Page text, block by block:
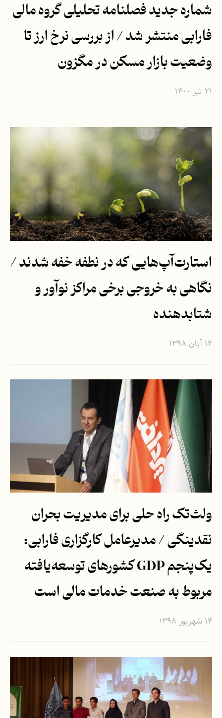
شماره جدید فصلنامه تحلیلی گروه مالی
فارابی منتشر شد / از بررسی نرخ ارز تا
وضعیت بازار مسکن در مگزون
۲۱ تیر ۱۴۰۰
استارت‌آپ‌هایی که در نطفه خفه شدند /
نگاهی به خروجی برخی مراکز نوآور و
شتابدهنده‌
۱۴ آبان ۱۳۹۸
ولث‌تک راه‌ حلی برای مدیریت بحران
نقدینگی / مدیرعامل کارگزاری فارابی:
یک‌پنجم GDP کشورهای توسعه‌یافته
مربوط به صنعت خدمات مالی است
۱۴ شهریور ۱۳۹۸